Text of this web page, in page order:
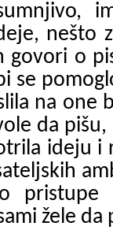
nešto
govori o
se
na one
da
ideju i
pristupe
žele